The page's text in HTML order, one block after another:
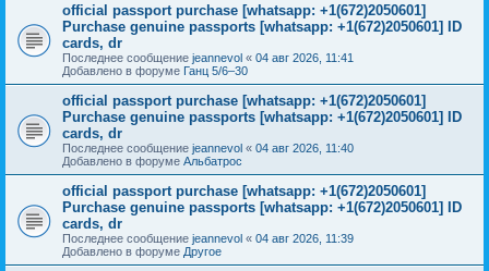
official passport purchase [whatsapp: +1(672)2050601]
Purchase genuine passports [whatsapp: +1(672)2050601] ID
cards, dr
Последнее сообщение jeannevol « 04 авг 2026, 11:41
Добавлено в форуме Ганц 5/6–30
official passport purchase [whatsapp: +1(672)2050601]
Purchase genuine passports [whatsapp: +1(672)2050601] ID
cards, dr
Последнее сообщение jeannevol « 04 авг 2026, 11:40
Добавлено в форуме Альбатрос
official passport purchase [whatsapp: +1(672)2050601]
Purchase genuine passports [whatsapp: +1(672)2050601] ID
cards, dr
Последнее сообщение jeannevol « 04 авг 2026, 11:39
Добавлено в форуме Другое